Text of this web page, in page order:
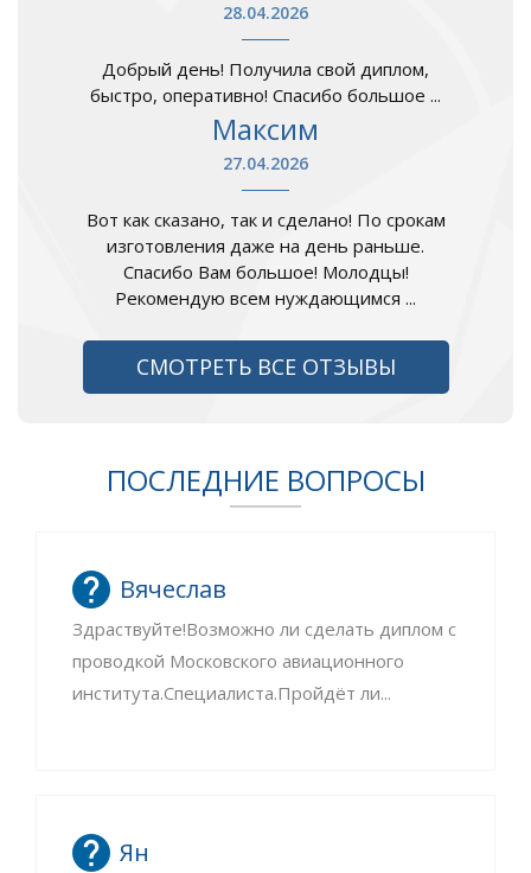
28.04.2026
Добрый день! Получила свой диплом,
быстро, оперативно! Спасибо большое ...
Максим
27.04.2026
Вот как сказано, так и сделано! По срокам
изготовления даже на день раньше.
Спасибо Вам большое! Молодцы!
Рекомендую всем нуждающимся ...
СМОТРЕТЬ ВСЕ ОТЗЫВЫ
ПОСЛЕДНИЕ ВОПРОСЫ
Вячеслав
Здраствуйте!Возможно ли сделать диплом с
проводкой Московского авиационного
института.Специалиста.Пройдёт ли...
Ян